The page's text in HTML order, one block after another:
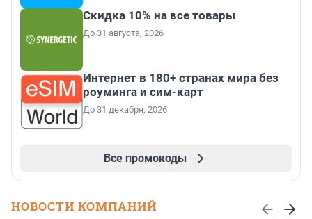
Скидка 10% на все товары
До 31 августа, 2026
Интернет в 180+ странах мира без
роуминга и сим-карт
До 31 декабря, 2026
Все промокоды
НОВОСТИ КОМПАНИЙ